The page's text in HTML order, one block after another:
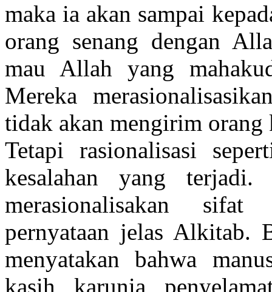
maka ia akan sampai
orang senang dengan
mau Allah yang
Mereka
tidak akan mengirim orang
Tetapi rasionalisasi
kesalahan yang terjadi.
merasionalisakan
pernyataan jelas Alkitab.
menyatakan bahwa
kasih karunia